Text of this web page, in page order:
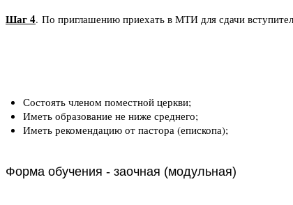
Шаг 4. По приглашению приехать в МТИ для сдачи
Состоять членом поместной церкви;
Иметь образование не ниже среднего;
Иметь рекомендацию от пастора (епископа);
Форма обучения - заочная (модульная)